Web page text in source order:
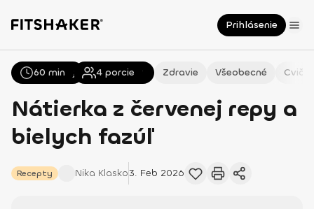
Prihlásenie
Všetky Recepty Zdravie Všeobecné
Nátierka z červenej repy a
bielych fazúľ
Recepty Nika Klasko3. Feb 2026
60 min 4 porcie